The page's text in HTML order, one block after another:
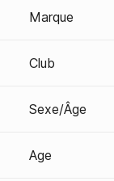
Marque
Club
Sexe/Âge
Age